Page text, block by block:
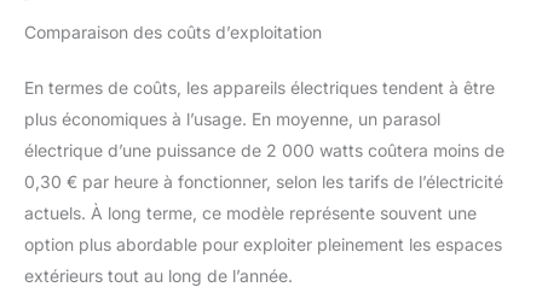
Comparaison des coûts d’exploitation
En termes de coûts, les appareils électriques tendent à être
plus économiques à l’usage. En moyenne, un parasol
électrique d’une puissance de 2 000 watts coûtera moins de
0,30 € par heure à fonctionner, selon les tarifs de l’électricité
actuels. À long terme, ce modèle représente souvent une
option plus abordable pour exploiter pleinement les espaces
extérieurs tout au long de l’année.